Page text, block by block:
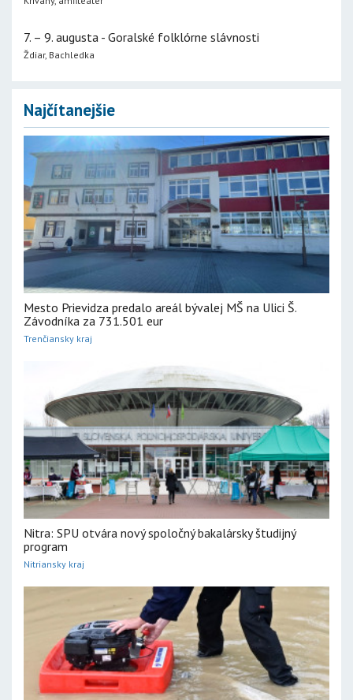
7. – 9. augusta - Goralské folklórne slávnosti
Ždiar, Bachledka
Najčítanejšie
Mesto Prievidza predalo areál bývalej MŠ na Ulici Š.
Závodníka za 731.501 eur
Trenčiansky kraj
Nitra: SPU otvára nový spoločný bakalársky študijný
program
Nitriansky kraj